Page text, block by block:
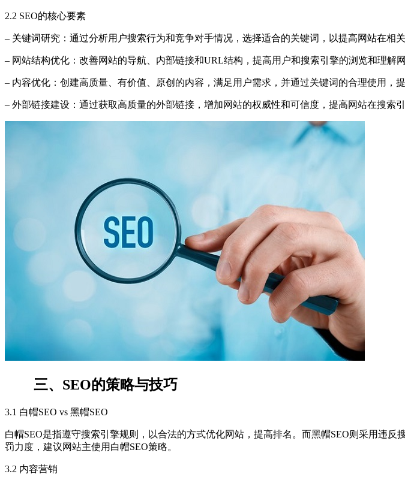
2.2 SEO的核心要素
– 关键词研究：通过分析用户搜索行为和竞争对手情况，选择适合的关键词，以提高网站在相关
– 网站结构优化：改善网站的导航、内部链接和URL结构，提高用户和搜索引擎的浏览和理解网
– 内容优化：创建高质量、有价值、原创的内容，满足用户需求，并通过关键词的合理使用，
– 外部链接建设：通过获取高质量的外部链接，增加网站的权威性和可信度，提高网站在搜索引
三、SEO的策略与技巧
3.1 白帽SEO vs 黑帽SEO
白帽SEO是指遵守搜索引擎规则，以合法的方式优化网站，提高排名。而黑帽SEO则采用违
罚力度，建议网站主使用白帽SEO策略。
3.2 内容营销